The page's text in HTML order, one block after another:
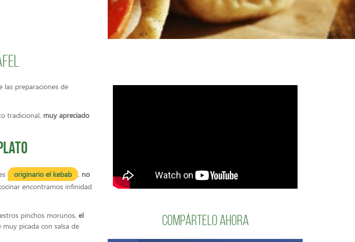
las preparaciones de
tradicional, muy apreciado
originario el kebab , no
encontramos infinidad
pinchos morunos, el
picada con salsa de
Compártelo ahora